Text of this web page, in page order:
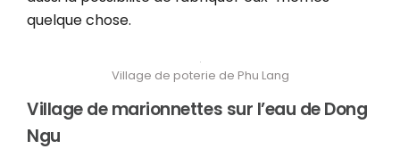
quelque chose.
Village de poterie de Phu Lang
Village de marionnettes sur l’eau de Dong
Ngu